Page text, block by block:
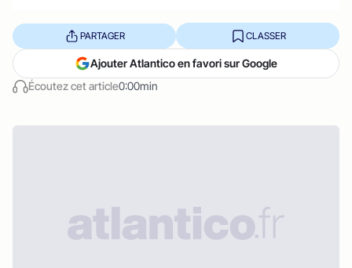
Écoutez cet article0:00min
PARTAGER CLASSER
Ajouter Atlantico en favori sur Google